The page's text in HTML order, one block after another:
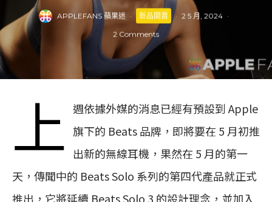
APPLEFANS 蘋果迷 · 新品開賣 · 2 5 月, 2024 ·
2 Comments
上 週依據外媒的消息已經有預設到 Apple
旗下的 Beats 品牌，即將要在 5 月初推
出新的無線耳機，果然在 5 月的第一
天，傳聞中的 Beats Solo 系列的第四代產品就正式
推出，它將延續 Beats Solo 3 的設計理念，並加入